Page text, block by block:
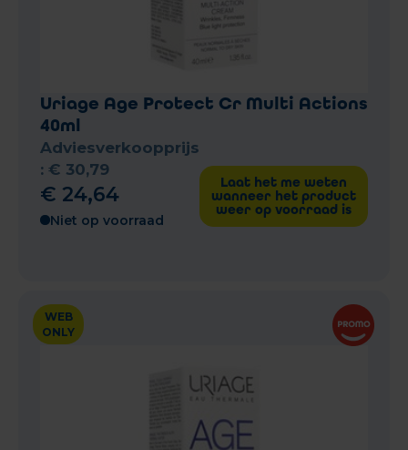
Uriage Age Protect Cr Multi Actions
40ml
Adviesverkoopprijs
: € 30,79
€ 24,64
Niet op voorraad
Laat het me weten
wanneer het product
weer op voorraad is
WEB
ONLY